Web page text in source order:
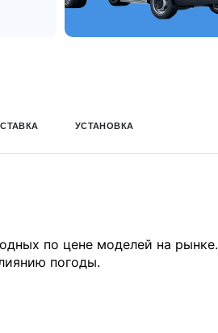
УСТАНОВКА
по цене моделей на рынке.
погоды.